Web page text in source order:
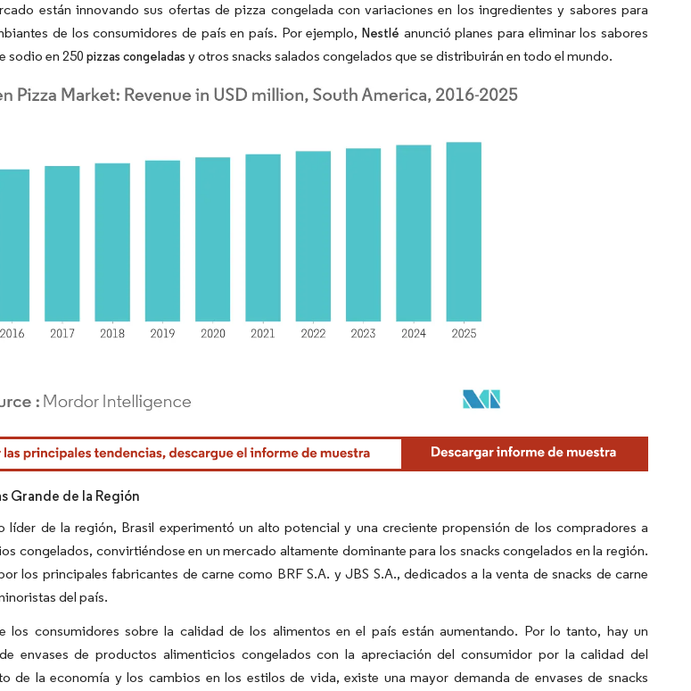
están innovando sus ofertas de pizza congelada con variaciones en los ingredientes y sabores para
de los consumidores de país en país. Por ejemplo, Nestlé anunció planes para eliminar los sabores
sodio en 250pizzas congeladas y otros snacks salados congelados que se distribuirán en todo el mundo.
requiere atribución según CC BY 4.0.
Grande de la Región
líder de la región, Brasil experimentó un alto potencial y una creciente propensión de los compradores a
congelados, convirtiéndose en un mercado altamente dominante para los snacks congelados en la región.
los principales fabricantes de carne como BRF S.A. y JBS S.A., dedicados a la venta de snacks de carne
del país.
los consumidores sobre la calidad de los alimentos en el país están aumentando. Por lo tanto, hay un
envases de productos alimenticios congelados con la apreciación del consumidor por la calidad del
de la economía y los cambios en los estilos de vida, existe una mayor demanda de envases de snacks